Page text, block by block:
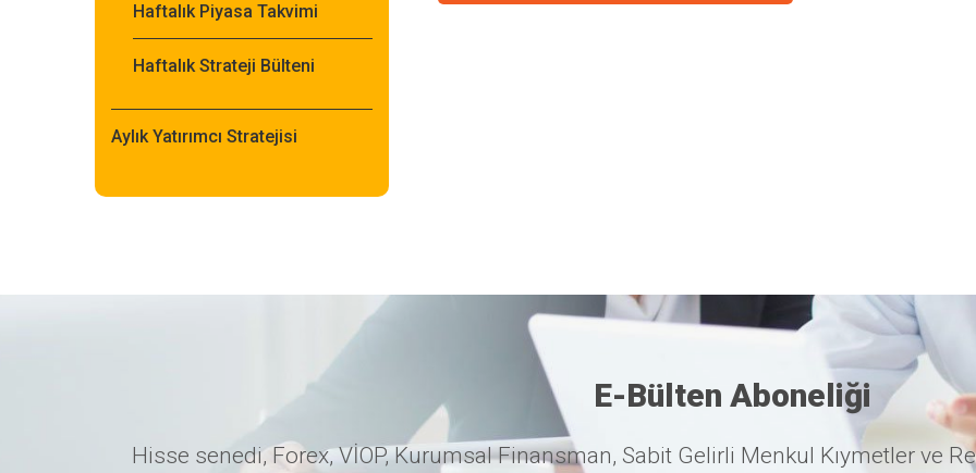
Haftalık Piyasa Takvimi
Haftalık Strateji Bülteni
Aylık Yatırımcı Stratejisi
E-Bülten Aboneliği
Hisse senedi, Forex, VİOP, Kurumsal Finansman, Sabit Gelirli Menkul Kıymetler ve